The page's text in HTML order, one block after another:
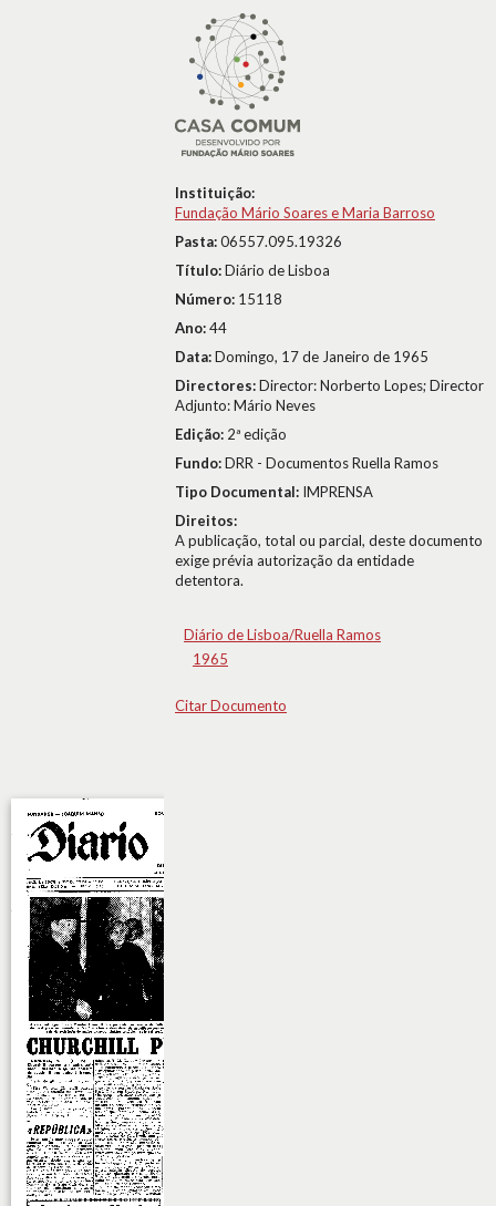
Instituição:
Fundação Mário Soares e Maria Barroso
Pasta:06557.095.19326
Título:Diário de Lisboa
Número: 15118
Ano:44
Data:Domingo, 17 de Janeiro de 1965
Directores:Director: Norberto Lopes; Director
Adjunto: Mário Neves
Edição: 2ª edição
Fundo:DRR - Documentos Ruella Ramos
Tipo Documental: IMPRENSA
Direitos:
A publicação, total ou parcial, deste documento
exige prévia autorização da entidade
detentora.
Diário de Lisboa/Ruella Ramos
1965
Citar Documento